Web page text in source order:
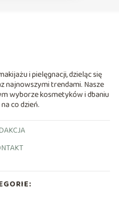
i pielęgnacji, dzieląc się
najnowszymi trendami. Nasze
wyborze kosmetyków i dbaniu
co dzień.